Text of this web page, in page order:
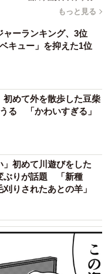
もっと見る
ーランキング、3位
キュー」を抑えた1位
初めて外を散歩した豆柴
る 「かわいすぎる」
」初めて川遊びをした
ぶりが話題 「新種
りされたあとの羊」